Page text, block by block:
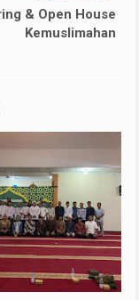
& Open House
Kemuslimahan